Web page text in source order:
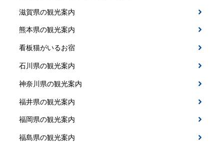
滋賀県の観光案内
熊本県の観光案内
看板猫がいるお宿
石川県の観光案内
神奈川県の観光案内
福井県の観光案内
福岡県の観光案内
福島県の観光案内